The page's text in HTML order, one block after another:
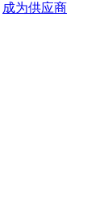
成为供应商